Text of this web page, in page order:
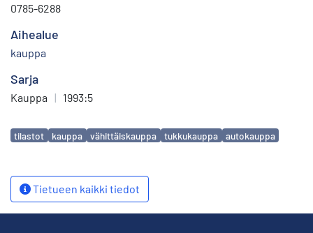
0785-6288
Aihealue
kauppa
Sarja
Kauppa | 1993:5
Avainsanat
tilastot kauppa vähittäiskauppa tukkukauppa autokauppa
Tietueen kaikki tiedot